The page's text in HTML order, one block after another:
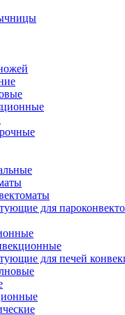
для
для печей